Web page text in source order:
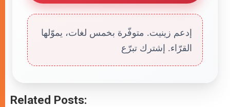
إدعم زينيت. متوفّرة بخمس لغات، يموّلها
القرّاء. إشترك تبرّع
Related Posts: